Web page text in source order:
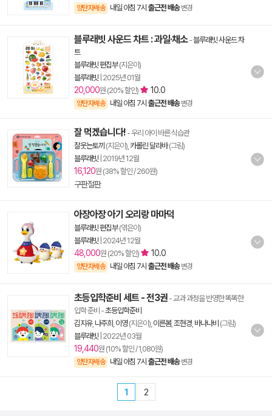
양탄자배송 내일 아침 7시 출근전 배송 변경
블루래빗 사운드 차트 : 과일·채소-블루래빗 사운드 차
트
블루래빗 편집부(지은이)
블루래빗 2025년 01월
20,000원 (20% 할인) 10.0
양탄자배송 내일 아침 7시 출근전 배송 변경
잘 먹겠습니다! - 우리 아이 바른 식습관
잘웃는토끼 (지은이), 카롤린 달라바(그림)
블루래빗 2019년 12월
16,120원 (38% 할인 / 260원)
구판절판
아장아장 아기 오리랑 마마덕
블루래빗 편집부(엮은이)
블루래빗 2024년 12월
48,000원 (20% 할인) 10.0
양탄자배송 내일 아침 7시 출근전 배송 변경
초등입학준비 세트 - 전3권 - 교과 과정을 반영한 똑똑한
입학 준비 -초등입학준비
김지유, 나주희 이영(지은이), 이른봄, 조현경 바나나비 (그림)
블루래빗 2022년 03월
19,440원 (10% 할인 / 1,080원)
양탄자배송 내일 아침 7시 출근전 배송 변경
1 2